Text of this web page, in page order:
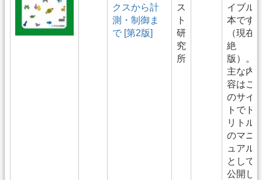
クスから計
測・制御ま
で [第2版]
ス
ト
研
究
所
イブル
本です
（現在
絶
版）。
主な内
容はこ
のサイ
トでド
リトル
のマニ
ュアル
として
公開し